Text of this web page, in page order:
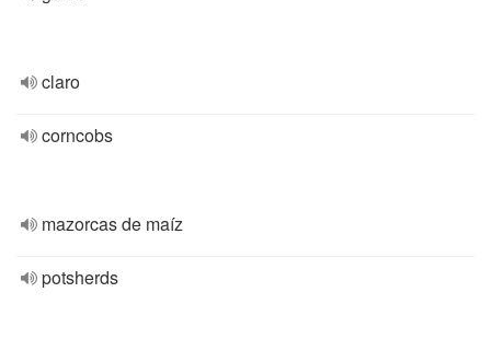
claro
corncobs
mazorcas de maíz
potsherds